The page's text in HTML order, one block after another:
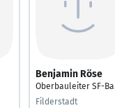
Benjamin Röse
Oberbauleiter SF-
Filderstadt